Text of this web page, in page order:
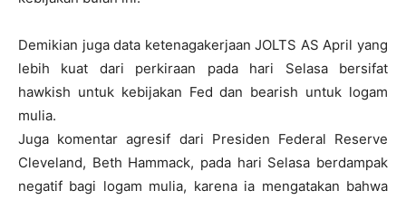
Demikian juga data ketenagakerjaan JOLTS AS April yang
lebih kuat dari perkiraan pada hari Selasa bersifat
hawkish untuk kebijakan Fed dan bearish untuk logam
mulia.
Juga komentar agresif dari Presiden Federal Reserve
Cleveland, Beth Hammack, pada hari Selasa berdampak
negatif bagi logam mulia, karena ia mengatakan bahwa